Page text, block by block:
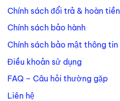
Chính sách đổi trả & hoàn tiền
Chính sách bảo hành
Chính sách bảo mật thông tin
Điều khoản sử dụng
FAQ – Câu hỏi thường gặp
Liên hệ